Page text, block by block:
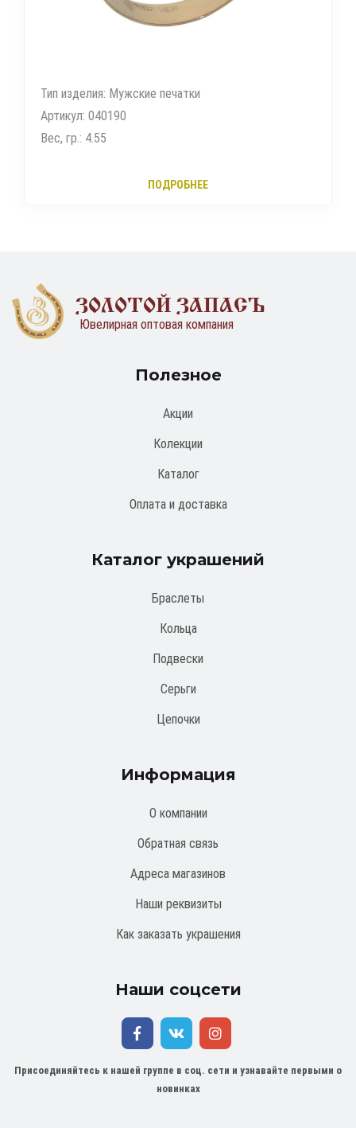
Тип изделия: Мужские печатки
Артикул: 040190
Вес, гр.: 4.55
ПОДРОБНЕЕ
ЗОЛОТОЙ ЗАПАСЪ
Ювелирная оптовая компания
Полезное
Акции
Колекции
Каталог
Оплата и доставка
Каталог украшений
Браслеты
Кольца
Подвески
Серьги
Цепочки
Информация
О компании
Обратная связь
Адреса магазинов
Наши реквизиты
Как заказать украшения
Наши соцсети
Присоединяйтесь к нашей группе в соц. сети и узнавайте первыми о
новинках